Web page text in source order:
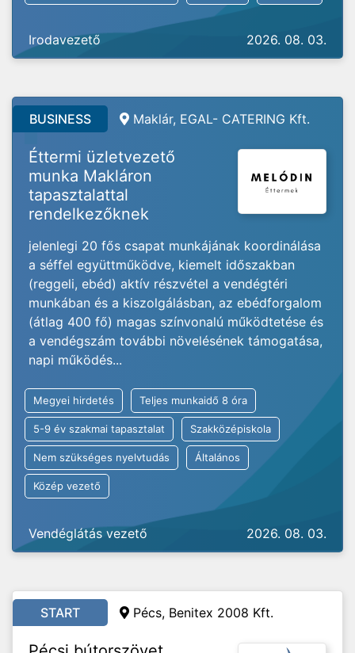
Irodavezető 2026. 08. 03.
BUSINESS Maklár, EGAL- CATERING Kft.
Éttermi üzletvezető
munka Makláron
tapasztalattal
rendelkezőknek
jelenlegi 20 fős csapat munkájának koordinálása
a séffel együttműködve, kiemelt időszakban
(reggeli, ebéd) aktív részvétel a vendégtéri
munkában és a kiszolgálásban, az ebédforgalom
(átlag 400 fő) magas színvonalú működtetése és
a vendégszám további növelésének támogatása,
napi működés...
Megyei hirdetés Teljes munkaidő 8 óra
5-9 év szakmai tapasztalat Szakközépiskola
Nem szükséges nyelvtudás Általános
Közép vezető
Vendéglátás vezető 2026. 08. 03.
START Pécs, Benitex 2008 Kft.